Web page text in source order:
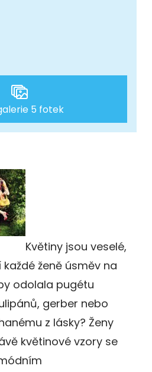
5 fotek
Květiny jsou veselé,
ženě úsměv na
odolala pugétu
gerber nebo
z lásky? Ženy
květinové vzory se